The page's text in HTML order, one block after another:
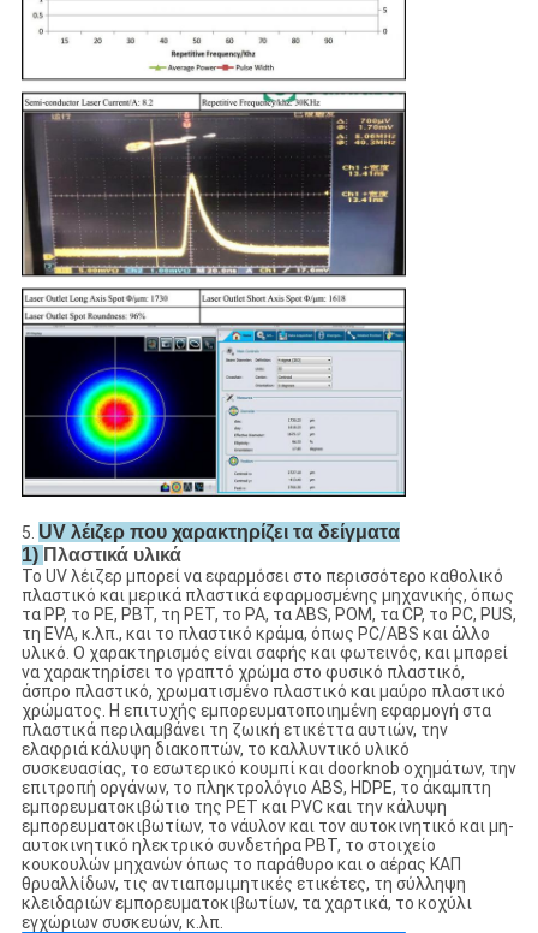
5. UV λέιζερ που χαρακτηρίζει τα δείγματα
1) Πλαστικά υλικά
Το UV λέιζερ μπορεί να εφαρμόσει στο περισσότερο καθολικό
πλαστικό και μερικά πλαστικά εφαρμοσμένης μηχανικής, όπως
τα PP, το PE, PBT, τη PET, το PA, τα ABS, POM, τα CP, το PC, PUS,
τη EVA, κ.λπ., και το πλαστικό κράμα, όπως PC/ABS και άλλο
υλικό. Ο χαρακτηρισμός είναι σαφής και φωτεινός, και μπορεί
να χαρακτηρίσει το γραπτό χρώμα στο φυσικό πλαστικό,
άσπρο πλαστικό, χρωματισμένο πλαστικό και μαύρο πλαστικό
χρώματος. Η επιτυχής εμπορευματοποιημένη εφαρμογή στα
πλαστικά περιλαμβάνει τη ζωική ετικέττα αυτιών, την
ελαφριά κάλυψη διακοπτών, το καλλυντικό υλικό
συσκευασίας, το εσωτερικό κουμπί και doorknob οχημάτων, την
επιτροπή οργάνων, το πληκτρολόγιο ABS, HDPE, το άκαμπτη
εμπορευματοκιβώτιο της PET και PVC και την κάλυψη
εμπορευματοκιβωτίων, το νάυλον και τον αυτοκινητικό και μη-
αυτοκινητικό ηλεκτρικό συνδετήρα PBT, το στοιχείο
κουκουλών μηχανών όπως το παράθυρο και ο αέρας ΚΑΠ
θρυαλλίδων, τις αντιαπομιμητικές ετικέτες, τη σύλληψη
κλειδαριών εμπορευματοκιβωτίων, τα χαρτικά, το κοχύλι
εγχώριων συσκευών, κ.λπ.